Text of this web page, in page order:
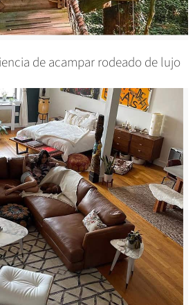
de acampar rodeado de lujo